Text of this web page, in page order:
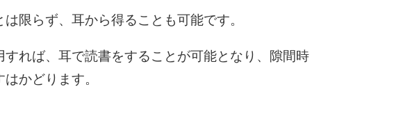
限らず、耳から得ることも可能です。
すれば、耳で読書をすることが可能となり、隙間時
かどります。